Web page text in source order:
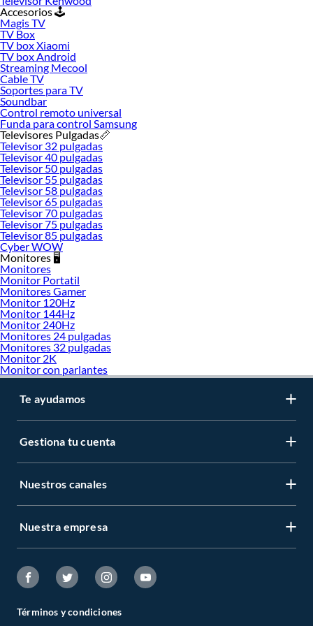
Las mejores marcas de Soundbar
Sabemos que la calidad, confianza y seguridad son factores importantes al
momento de decidir qué modelo comprar, por ello contamos con una amplia
oferta de marcas prestigiosas y reconocidas en Soundbar. De esta manera,
inviertes en durabilidad, rendimiento, excelencia y satisfacción garantizada.
Accesorios 🕹️
Magis TV
TV Box
TV box Xiaomi
TV box Android
Streaming Mecool
Cable TV
Soportes para TV
Soundbar
Control remoto universal
Funda para control Samsung
Televisores Pulgadas📏
Televisor 32 pulgadas
Televisor 40 pulgadas
Televisor 50 pulgadas
Televisor 55 pulgadas
Televisor 58 pulgadas
Televisor 65 pulgadas
Televisor 70 pulgadas
Televisor 75 pulgadas
Televisor 85 pulgadas
Cyber WOW
Monitores 🖥️
Monitores
Monitor Portatil
Monitores Gamer
Monitor 120Hz
Monitor 144Hz
Monitor 240Hz
Monitores 24 pulgadas
Monitores 32 pulgadas
Monitor 2K
Monitor con parlantes
Te ayudamos
Gestiona tu cuenta
Nuestros canales
Nuestra empresa
Términos y condiciones